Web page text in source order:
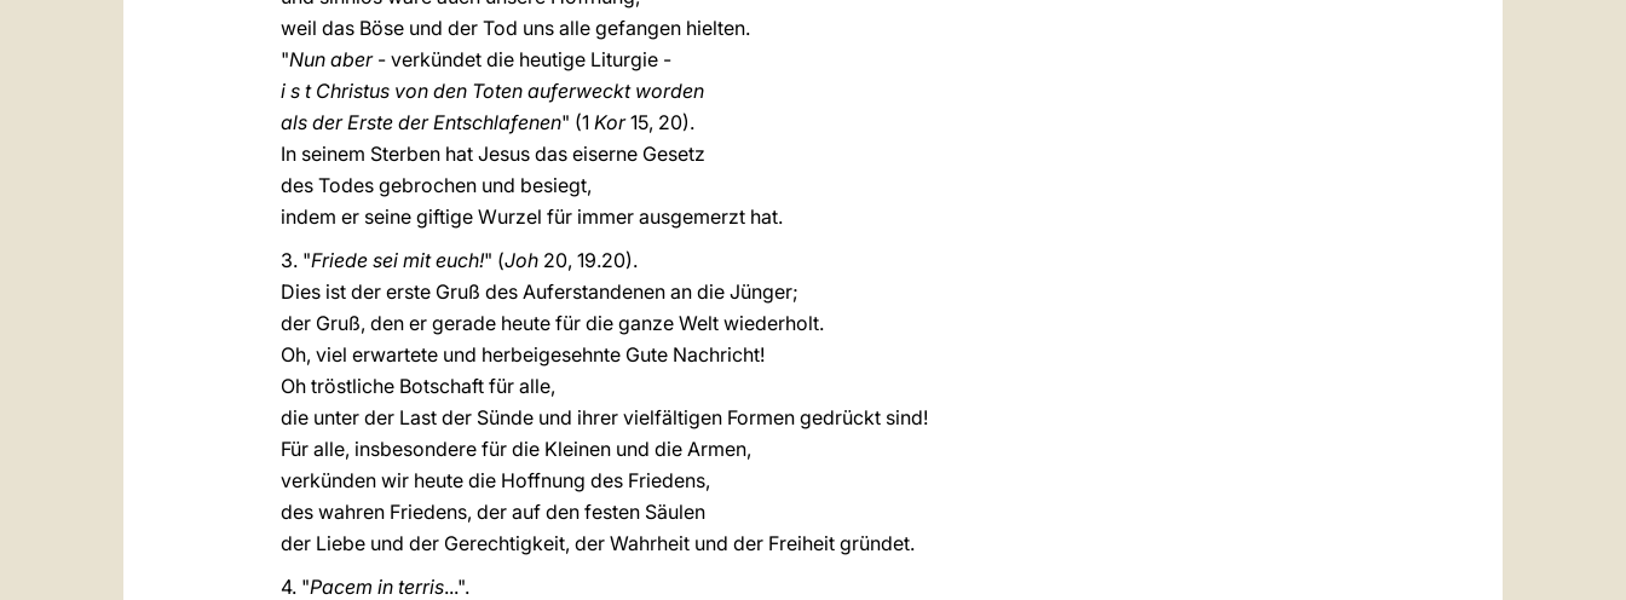
weil das Böse und der Tod uns alle gefangen hielten.
"Nun aber- verkündet die heutige Liturgie -
i s t Christus von den Toten auferweckt worden
als der Erste der Entschlafenen" (1 Kor15, 20).
In seinem Sterben hat Jesus das eiserne Gesetz
des Todes gebrochen und besiegt,
indem er seine giftige Wurzel für immer ausgemerzt hat.
3. "Friede sei mit euch!" (Joh 20, 19.20).
Dies ist der erste Gruß des Auferstandenen an die Jünger;
der Gruß, den er gerade heute für die ganze Welt wiederholt.
Oh, viel erwartete und herbeigesehnte Gute Nachricht!
Oh tröstliche Botschaft für alle,
die unter der Last der Sünde und ihrer vielfältigen Formen gedrückt sind!
Für alle, insbesondere für die Kleinen und die Armen,
verkünden wir heute die Hoffnung des Friedens,
des wahren Friedens, der auf den festen Säulen
der Liebe und der Gerechtigkeit, der Wahrheit und der Freiheit gründet.
4. "Pacem in terris...".